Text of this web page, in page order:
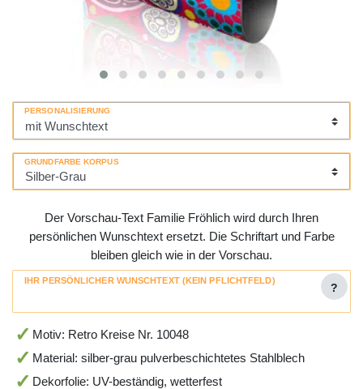
PERSONALISIERUNG
GRUNDFARBE KORPUS
Der Vorschau-Text Familie Fröhlich wird durch Ihren
persönlichen Wunschtext ersetzt. Die Schriftart und Farbe
bleiben gleich wie in der Vorschau.
IHR PERSÖNLICHER WUNSCHTEXT (KEIN PFLICHTFELD)
?
Motiv: Retro Kreise Nr. 10048
Material: silber-grau pulverbeschichtetes Stahlblech
Dekorfolie: UV-beständig, wetterfest